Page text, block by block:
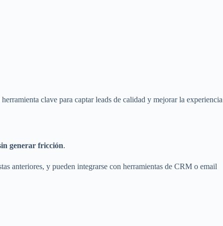
herramienta clave para captar leads de calidad y mejorar la experiencia
generar fricción.
anteriores, y pueden integrarse con herramientas de CRM o email